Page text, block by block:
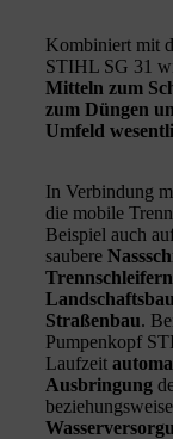
Kombiniert mit
STIHL SG 31
Mitteln zum
zum Düngen
Umfeld
In Verbindung
die mobile
Beispiel auch
saubere
Trennschleifern
Straßenbau.
Pumpenkopf
Laufzeit
Ausbringung